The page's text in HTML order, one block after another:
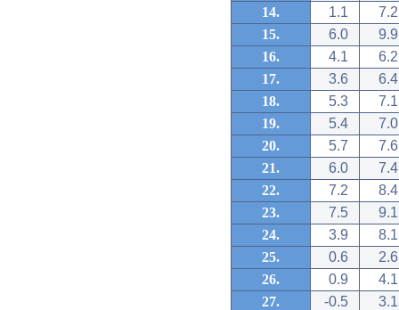
14.
1.1
7.2
15.
6.0
9.9
16.
4.1
6.2
17.
3.6
6.4
18.
5.3
7.1
19.
5.4
7.0
20.
5.7
7.6
21.
6.0
7.4
22.
7.2
8.4
23.
7.5
9.1
24.
3.9
8.1
25.
0.6
2.6
26.
0.9
4.1
27.
-0.5
3.1